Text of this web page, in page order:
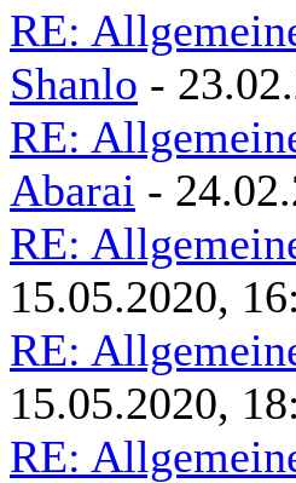
RE:
Shanlo -
RE:
Abarai -
RE:
15.05.2020,
RE:
15.05.2020,
RE: